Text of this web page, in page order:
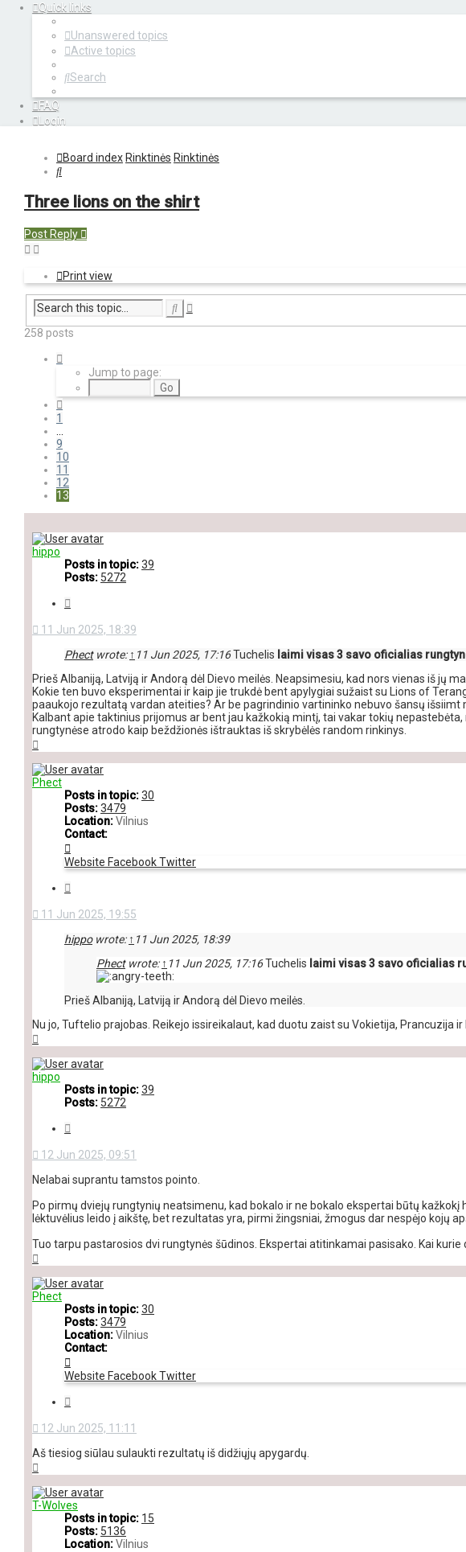
Quick links
Unanswered topics
Active topics
Search
FAQ
Login
Board index Rinktinės Rinktinės
Search
Three lions on the shirt
Post Reply
Print view
SearchAdvanced
search
258 posts
13
Jump to page:
Previous
1
…
9
10
11
12
13
hippo
Posts in topic:39
Posts: 5272
11 Jun 2025, 18:39
Phectwrote: ↑ 11 Jun 2025, 17:16Tuchelis laimi visas 3 savo oficialias
Prieš Albaniją, Latviją ir Andorą dėl Dievo meilės. Neapsimesiu, kad nors vienas iš jų
Kokie ten buvo eksperimentai ir kaip jie trukdė bent apylygiai sužaist su Lions of
paaukojo rezultatą vardan ateities? Ar be pagrindinio vartininko nebuvo šansų išsiimt
Kalbant apie taktinius prijomus ar bent jau kažkokią mintį, tai vakar tokių
rungtynėse atrodo kaip beždžionės ištrauktas iš skrybėlės random rinkinys.
Phect
Posts in topic:30
Posts:3479
Location:Vilnius
Contact:
Phect
Website FacebookTwitter
11 Jun 2025, 19:55
hippowrote: ↑ 11 Jun 2025, 18:39
Phectwrote: ↑ 11 Jun 2025, 17:16Tuchelis laimi visas 3 savo oficialias
Prieš Albaniją, Latviją ir Andorą dėl Dievo meilės.
Nu jo, Tuftelio prajobas. Reikejo issireikalaut, kad duotu zaist su Vokietija, Prancuzija ir
hippo
Posts in topic:39
Posts: 5272
12 Jun 2025, 09:51
Nelabai suprantu tamstos pointo.
Po pirmų dviejų rungtynių neatsimenu, kad bokalo ir ne bokalo ekspertai būtų
lėktuvėlius leido į aikštę, bet rezultatas yra, pirmi žingsniai, žmogus dar nespėjo kojų
Tuo tarpu pastarosios dvi rungtynės šūdinos. Ekspertai atitinkamai pasisako. Kai
Phect
Posts in topic:30
Posts:3479
Location:Vilnius
Contact:
Phect
Website FacebookTwitter
12 Jun 2025, 11:11
Aš tiesiog siūlau sulaukti rezultatų iš didžiųjų apygardų.
T-Wolves
Posts in topic: 15
Posts: 5136
Location:Vilnius